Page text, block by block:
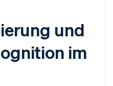
und
im